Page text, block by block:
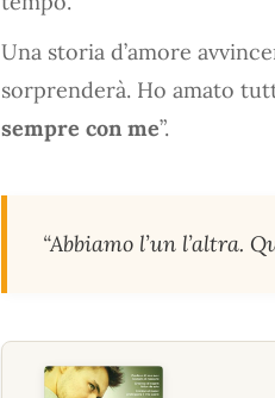
Una storia d’amore
sorprenderà. Ho amato
sempre con me”.
“Abbiamo l’un l’altra.